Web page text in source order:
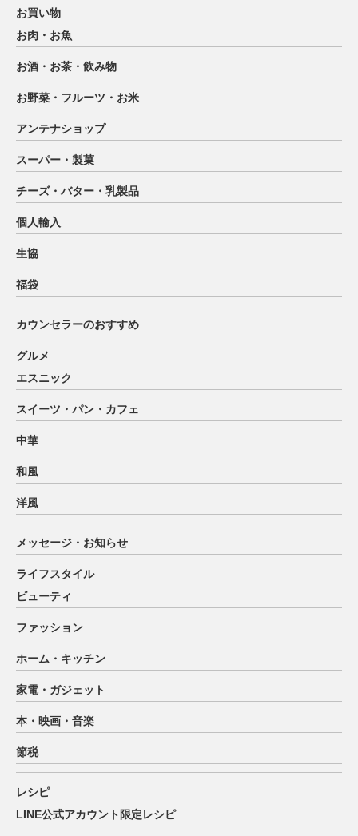
お買い物
お肉・お魚
お酒・お茶・飲み物
お野菜・フルーツ・お米
アンテナショップ
スーパー・製菓
チーズ・バター・乳製品
個人輸入
生協
福袋
カウンセラーのおすすめ
グルメ
エスニック
スイーツ・パン・カフェ
中華
和風
洋風
メッセージ・お知らせ
ライフスタイル
ビューティ
ファッション
ホーム・キッチン
家電・ガジェット
本・映画・音楽
節税
レシピ
LINE公式アカウント限定レシピ